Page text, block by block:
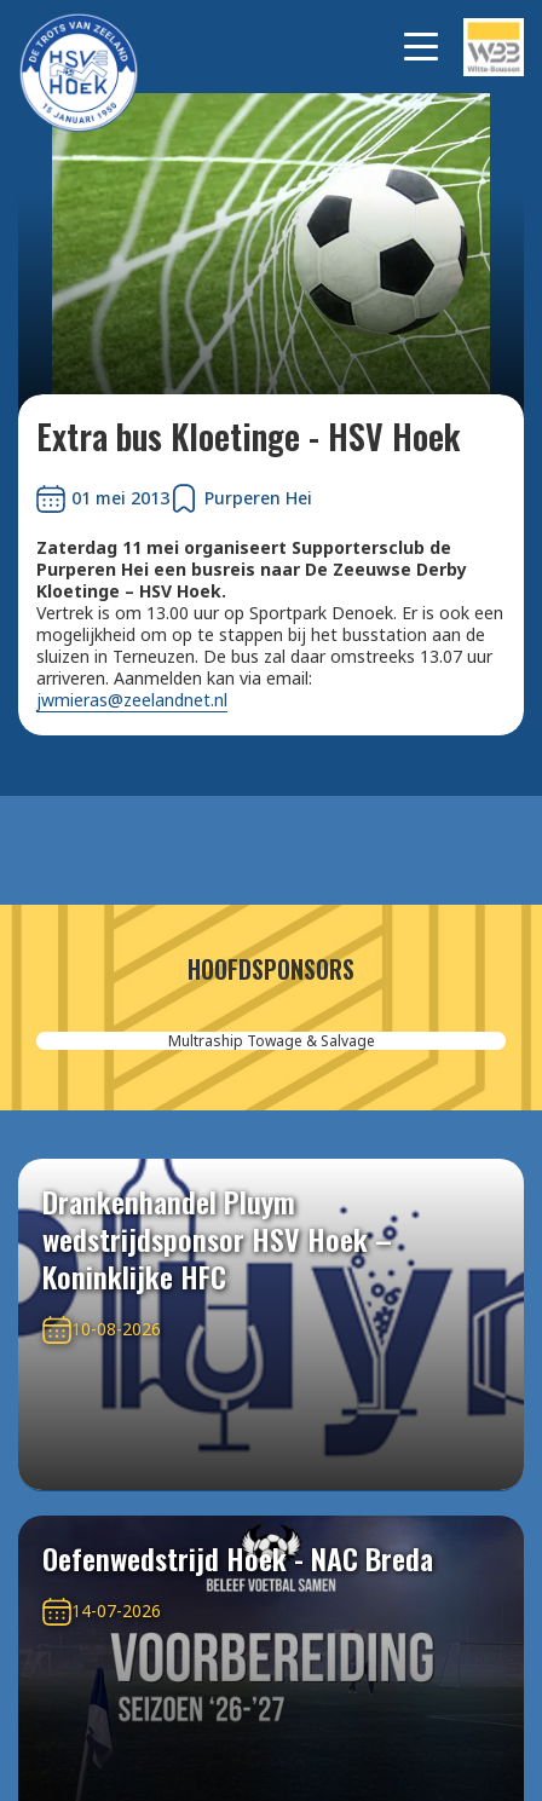
Bekijk alle foto's
Extra bus Kloetinge - HSV Hoek
01 mei 2013 Purperen Hei
Zaterdag 11 mei organiseert Supportersclub de
Purperen Hei een busreis naar De Zeeuwse Derby
Kloetinge – HSV Hoek.
Vertrek is om 13.00 uur op Sportpark Denoek. Er is ook een
mogelijkheid om op te stappen bij het busstation aan de
sluizen in Terneuzen. De bus zal daar omstreeks 13.07 uur
arriveren. Aanmelden kan via email:
jwmieras@zeelandnet.nl
HOOFDSPONSORS
Multraship Towage & Salvage
Drankenhandel Pluym
wedstrijdsponsor HSV Hoek –
Koninklijke HFC
10-08-2026
Oefenwedstrijd Hoek - NAC Breda
14-07-2026